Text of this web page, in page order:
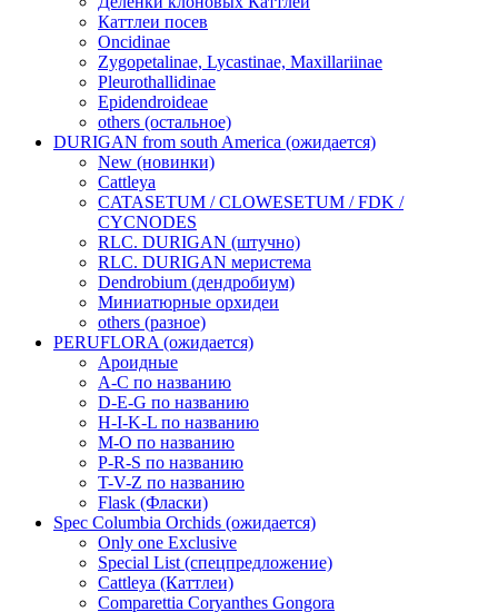
Каттлеи посев
Oncidinae
Zygopetalinae, Lycastinae, Maxillariinae
Pleurothallidinae
Epidendroideae
others (остальное)
DURIGAN from south America (ожидается)
New (новинки)
Cattleya
CATASETUM / CLOWESETUM / FDK /
CYCNODES
RLC. DURIGAN (штучно)
RLC. DURIGAN меристема
Dendrobium (дендробиум)
Миниатюрные орхидеи
others (разное)
PERUFLORA (ожидается)
Ароидные
A-C по названию
D-E-G по названию
H-I-K-L по названию
M-O по названию
P-R-S по названию
T-V-Z по названию
Flask (Фласки)
Spec Columbia Orchids (ожидается)
Only one Exclusive
Special List (спецпредложение)
Cattleya (Каттлеи)
Comparettia Coryanthes Gongora